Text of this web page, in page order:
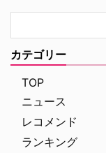
ジム・ベルジュラック
む人気シリーズだ。本
で2025年にシーズン1
ルジュラック～豪邸に …
カテゴリー
TOP
ニュース
レコメンド
ランキング